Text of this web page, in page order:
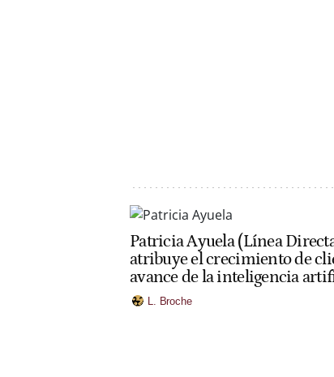
Patricia Ayuela (Línea
atribuye el crecimiento de
avance de la inteligencia
L. Broche